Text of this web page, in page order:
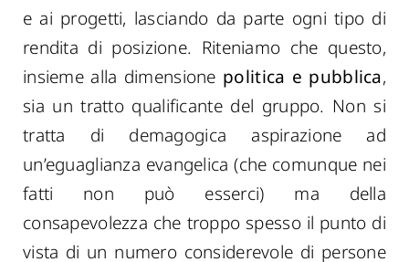
e ai progetti, lasciando da parte ogni tipo di
rendita di posizione. Riteniamo che questo,
insieme alla dimensione politica e pubblica,
sia un tratto qualificante del gruppo. Non si
tratta di demagogica aspirazione ad
un’eguaglianza evangelica (che comunque nei
fatti non può esserci) ma della
consapevolezza che troppo spesso il punto di
vista di un numero considerevole di persone